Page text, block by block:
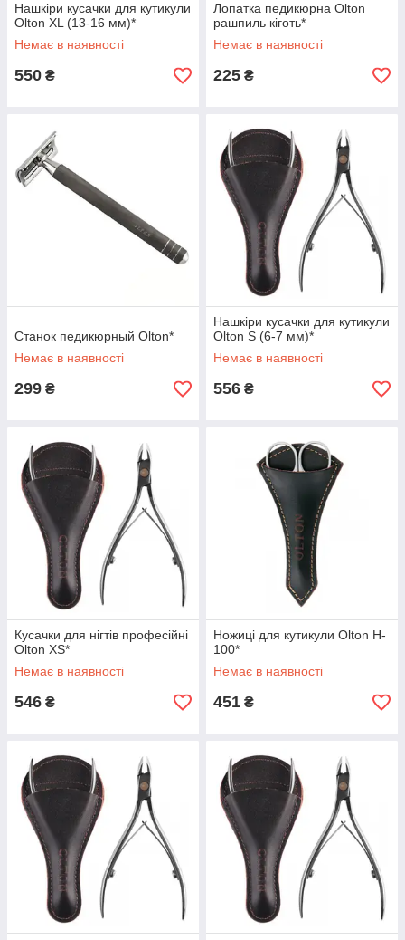
Нашкіри кусачки для кутикули
Olton XL (13-16 мм)*
Немає в наявності
550 ₴
Лопатка педикюрна Olton
рашпиль кіготь*
Немає в наявності
225 ₴
Станок педикюрный Olton*
Немає в наявності
299 ₴
Нашкіри кусачки для кутикули
Olton S (6-7 мм)*
Немає в наявності
556 ₴
Кусачки для нігтів професійні
Olton XS*
Немає в наявності
546 ₴
Ножиці для кутикули Olton H-
100*
Немає в наявності
451 ₴